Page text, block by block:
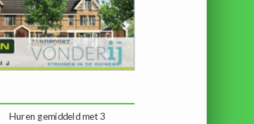
Huren gemiddeld met 3